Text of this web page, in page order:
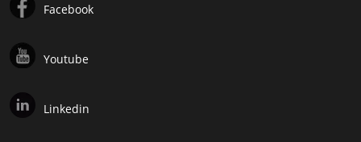
Facebook
Youtube
Linkedin